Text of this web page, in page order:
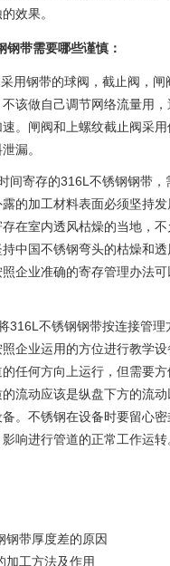
效果。
钢带需要哪些谨慎：
用钢带的球阀，截止阀，闸
该做自己调节网络流量用
。闸阀和上螺纹截止阀采
漏。
间寄存的316L不锈钢钢带，
的加工材料表面必须坚持
在室内透风枯燥的当地，
中国不锈钢弯头的枯燥和
企业准确的寄存管理办法
316L不锈钢钢带按连接管理
企业运用的方位进行教学
任何方向上运行，但需要方
流动应该是纵盘下方的流
。不锈钢在设备时要留心
响进行管道的正常工作运转
钢带厚度差的原因
加工方法及作用